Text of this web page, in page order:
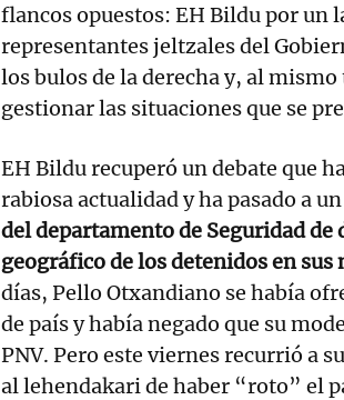
flancos opuestos: EH Bildu por un
representantes jeltzales del
los bulos de la derecha y, al
gestionar las situaciones que se
EH Bildu recuperó un debate que
rabiosa actualidad y ha pasado a
del departamento de Seguridad de
geográfico de los detenidos en sus
días, Pello Otxandiano se había
de país y había negado que su
PNV. Pero este viernes recurrió a
al lehendakari de haber “roto” el